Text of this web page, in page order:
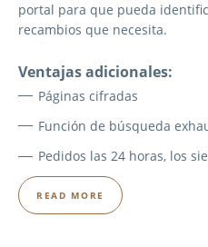
portal para que pueda
recambios que necesita.
Ventajas adicionales:
Páginas cifradas
Función de búsqueda
Pedidos las 24 horas, los
READ MORE